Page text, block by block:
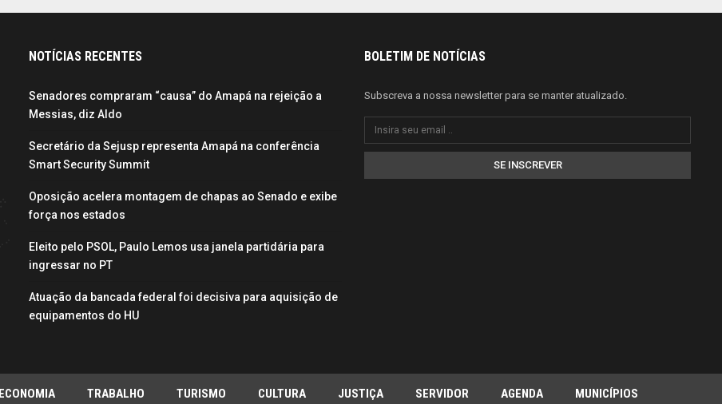
NOTÍCIAS RECENTES
Senadores compraram “causa” do Amapá na rejeição a
Messias, diz Aldo
Secretário da Sejusp representa Amapá na conferência
Smart Security Summit
Oposição acelera montagem de chapas ao Senado e exibe
força nos estados
Eleito pelo PSOL, Paulo Lemos usa janela partidária para
ingressar no PT
Atuação da bancada federal foi decisiva para aquisição de
equipamentos do HU
BOLETIM DE NOTÍCIAS
Subscreva a nossa newsletter para se manter atualizado.
SE INSCREVER
ECONOMIA TRABALHO TURISMO CULTURA JUSTIÇA SERVIDOR AGENDA MUNICÍPIOS